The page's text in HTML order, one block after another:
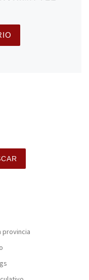
provincia